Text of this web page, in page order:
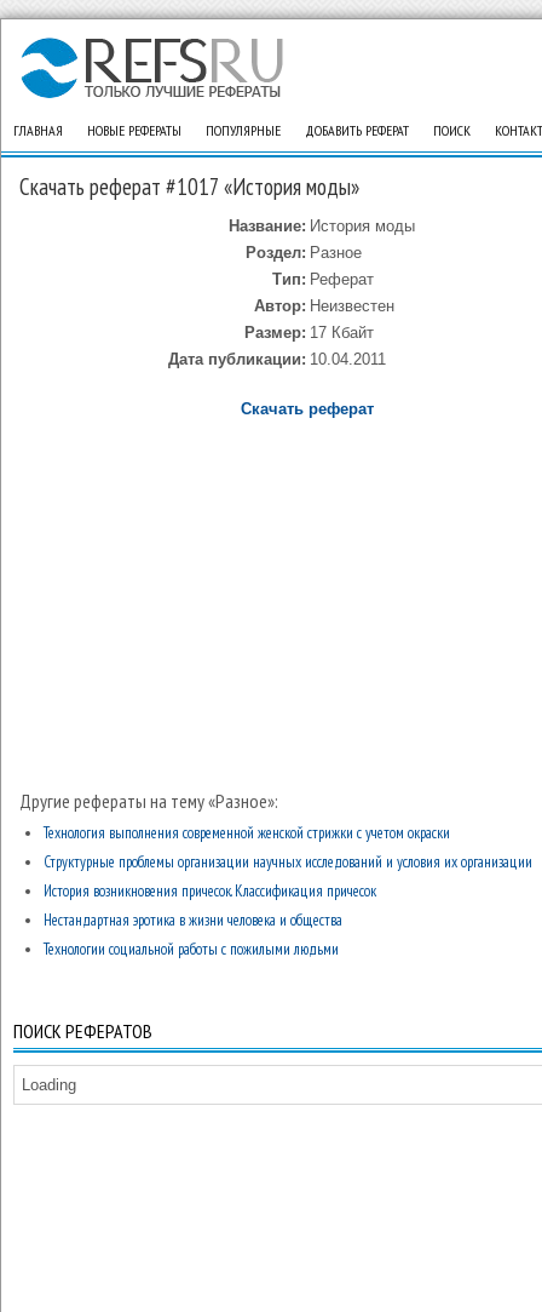
ГЛАВНАЯ НОВЫЕ РЕФЕРАТЫ ПОПУЛЯРНЫЕ ДОБАВИТЬ РЕФЕРАТ ПОИСК
Скачать реферат #1017 «История моды»
Название: История моды
Роздел: Разное
Тип: Реферат
Автор: Неизвестен
Размер: 17 Кбайт
Дата публикации: 10.04.2011
Скачать реферат
Другие рефераты на тему «Разное»:
Технология выполнения современной женской стрижки с учетом окраски
Структурные проблемы организации научных исследований и условия их организации
История возникновения причесок. Классификация причесок
Нестандартная эротика в жизни человека и общества
Технологии социальной работы с пожилыми людьми
ПОИСК РЕФЕРАТОВ
Loading